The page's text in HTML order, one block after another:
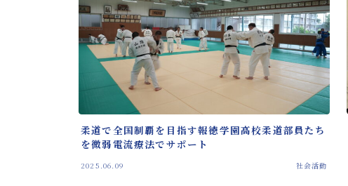
柔道で全国制覇を目指す報徳学園高校柔道部員たち
を微弱電流療法でサポート
2025.06.09 社会活動